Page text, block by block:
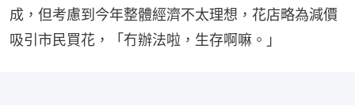
成，但考慮到今年整體經濟不太理想，花店略為減價
吸引市民買花，「冇辦法啦，生存啊嘛。」